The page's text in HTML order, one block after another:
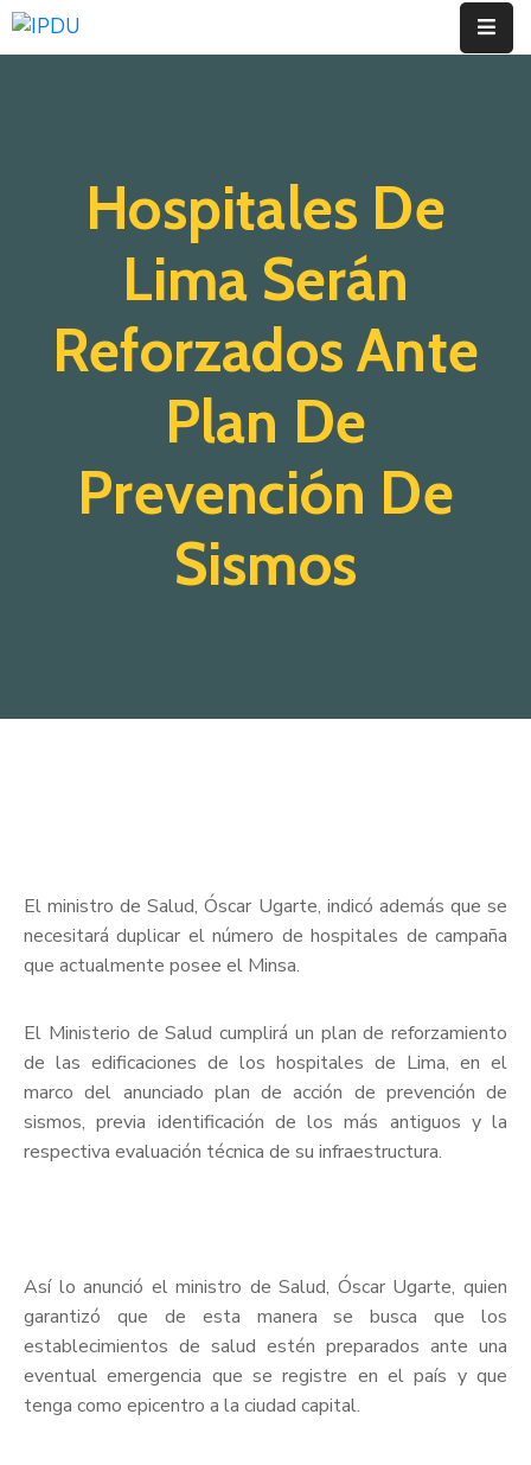
Ordenanzas
Hospitales De
Lima Serán
Reforzados Ante
Plan De
Prevención De
Sismos
El ministro de Salud, Óscar Ugarte, indicó además que se
necesitará duplicar el número de hospitales de campaña
que actualmente posee el Minsa.
El Ministerio de Salud cumplirá un plan de reforzamiento
de las edificaciones de los hospitales de Lima, en el
marco del anunciado plan de acción de prevención de
sismos, previa identificación de los más antiguos y la
respectiva evaluación técnica de su infraestructura.
Así lo anunció el ministro de Salud, Óscar Ugarte, quien
garantizó que de esta manera se busca que los
establecimientos de salud estén preparados ante una
eventual emergencia que se registre en el país y que
tenga como epicentro a la ciudad capital.